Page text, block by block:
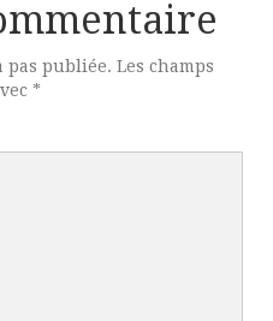
pas publiée. Les champs
*